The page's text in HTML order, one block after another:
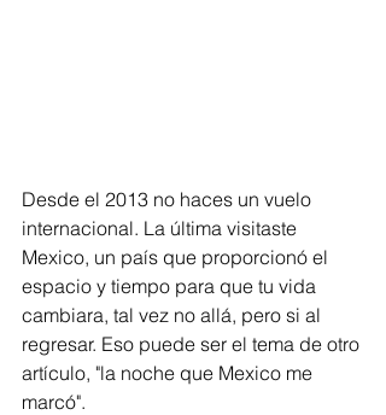
Desde el 2013 no haces un vuelo
internacional. La última visitaste
Mexico, un país que proporcionó el
espacio y tiempo para que tu vida
cambiara, tal vez no allá, pero si al
regresar. Eso puede ser el tema de otro
artículo, "la noche que Mexico me
marcó".